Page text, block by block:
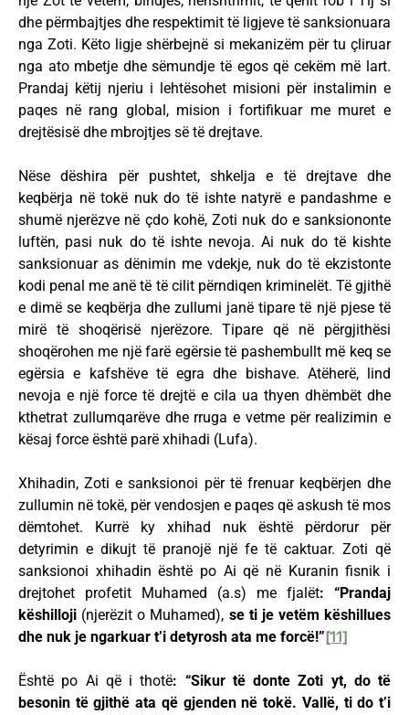
dhe përmbajtjes dhe respektimit të ligjeve të sanksionuara
nga Zoti. Këto ligje shërbejnë si mekanizëm për tu çliruar
nga ato mbetje dhe sëmundje të egos që cekëm më lart.
Prandaj këtij njeriu i lehtësohet misioni për instalimin e
paqes në rang global, mision i fortifikuar me muret e
drejtësisë dhe mbrojtjes së të drejtave.
Nëse dëshira për pushtet, shkelja e të drejtave dhe
keqbërja në tokë nuk do të ishte natyrë e pandashme e
shumë njerëzve në çdo kohë, Zoti nuk do e sanksiononte
luftën, pasi nuk do të ishte nevoja. Ai nuk do të kishte
sanksionuar as dënimin me vdekje, nuk do të ekzistonte
kodi penal me anë të të cilit përndiqen kriminelët. Të gjithë
e dimë se keqbërja dhe zullumi janë tipare të një pjese të
mirë të shoqërisë njerëzore. Tipare që në përgjithësi
shoqërohen me një farë egërsie të pashembullt më keq se
egërsia e kafshëve të egra dhe bishave. Atëherë, lind
nevoja e një force të drejtë e cila ua thyen dhëmbët dhe
kthetrat zullumqarëve dhe rruga e vetme për realizimin e
kësaj force është parë xhihadi (Lufa).
Xhihadin, Zoti e sanksionoi për të frenuar keqbërjen dhe
zullumin në tokë, për vendosjen e paqes që askush të mos
dëmtohet. Kurrë ky xhihad nuk është përdorur për
detyrimin e dikujt të pranojë një fe të caktuar. Zoti që
sanksionoi xhihadin është po Ai që në Kuranin fisnik i
drejtohet profetit Muhamed (a.s) me fjalët: “Prandaj
këshilloji (njerëzit o Muhamed), se ti je vetëm këshillues
dhe nuk je ngarkuar t’i detyrosh ata me forcë!”[11]
Është po Ai që i thotë: “Sikur të donte Zoti yt, do të
besonin të gjithë ata që gjenden në tokë. Vallë, ti do t’i